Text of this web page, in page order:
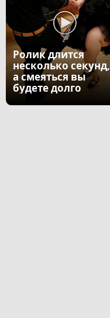
Ролик длится
несколько секунд,
а смеяться вы
будете долго